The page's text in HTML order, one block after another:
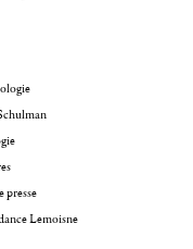
presse
Lemoisne